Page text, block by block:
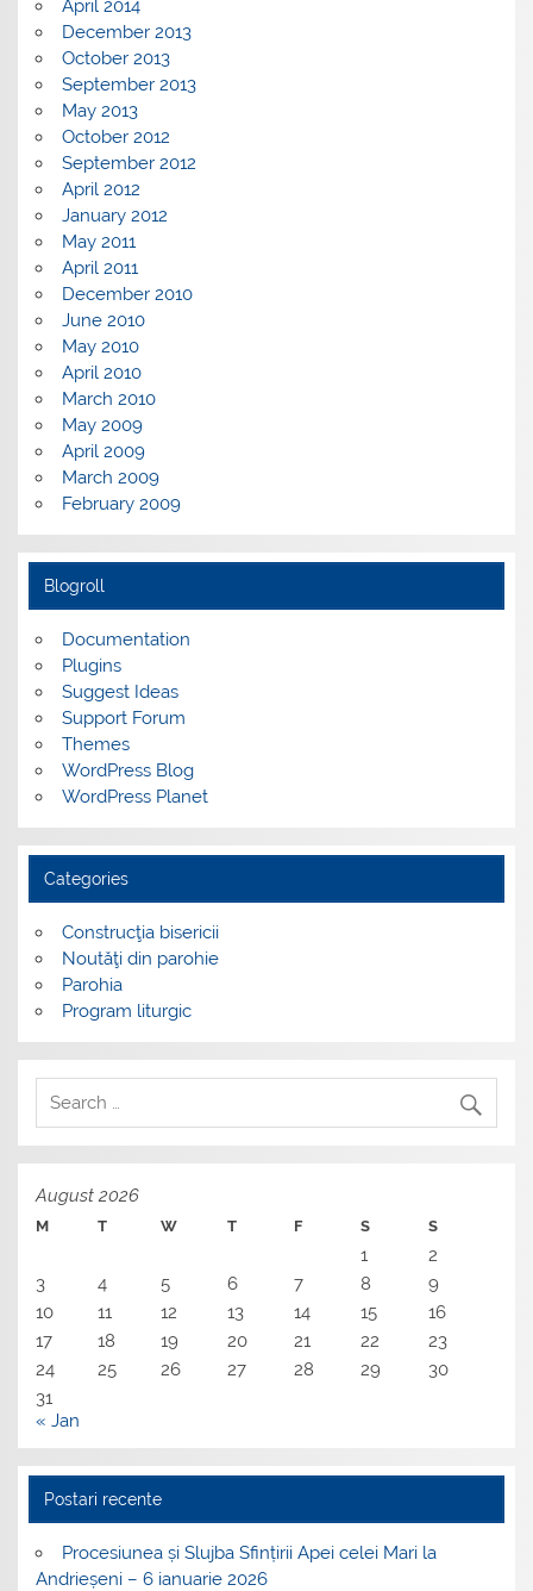
April 2014
December 2013
October 2013
September 2013
May 2013
October 2012
September 2012
April 2012
January 2012
May 2011
April 2011
December 2010
June 2010
May 2010
April 2010
March 2010
May 2009
April 2009
March 2009
February 2009
Blogroll
Documentation
Plugins
Suggest Ideas
Support Forum
Themes
WordPress Blog
WordPress Planet
Categories
Construcţia bisericii
Noutăţi din parohie
Parohia
Program liturgic
August 2026
M T W T F S S
1
2
3
4 5 6 7 8
9
10
11 12 13 14 15
16
17
18 19 20 21 22
23
24
25 26 27 28 29
30
31
« Jan
Postari recente
Procesiunea și Slujba Sfințirii Apei celei Mari la
Andrieșeni – 6 ianuarie 2026